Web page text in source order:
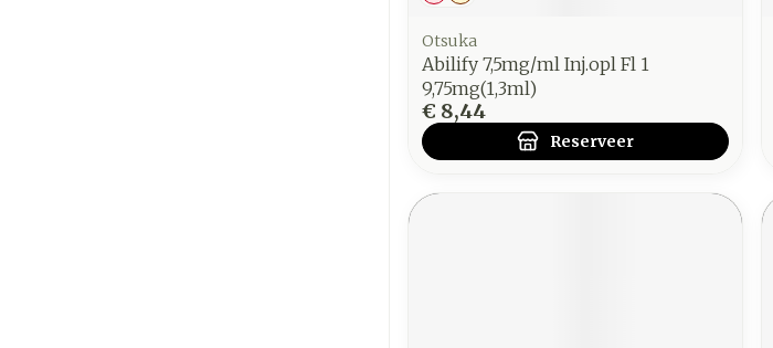
Otsuka
Abilify 7,5mg/ml Inj.opl Fl 1
9,75mg(1,3ml)
€ 8,44
Reserveer